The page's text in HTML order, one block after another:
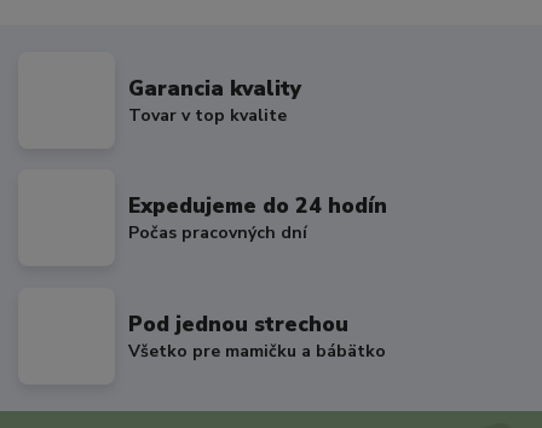
Garancia kvality
Tovar v top kvalite
Expedujeme do 24 hodín
Počas pracovných dní
Pod jednou strechou
Všetko pre mamičku a bábätko